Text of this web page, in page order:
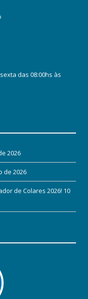
das 08:00hs às
2026
de 2026
de Colares 2026! 10